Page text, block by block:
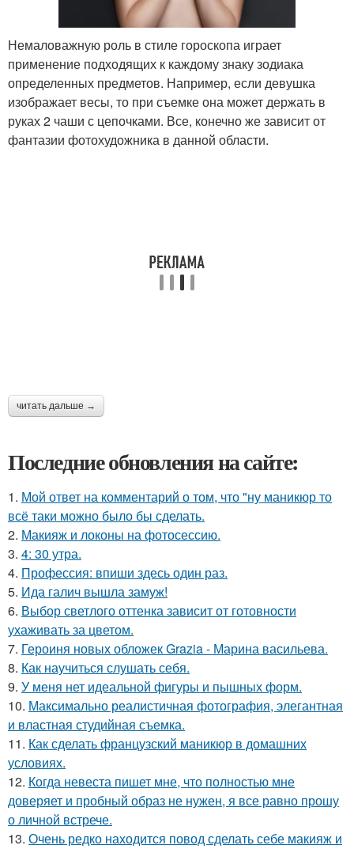
Немаловажную роль в стиле гороскопа играет
применение подходящих к каждому знаку зодиака
определенных предметов. Например, если девушка
изображает весы, то при съемке она может держать в
руках 2 чаши с цепочками. Все, конечно же зависит от
фантазии фотохудожника в данной области.
читать дальше →
Последние обновления на сайте:
1. Мой ответ на комментарий о том, что "ну маникюр то
всё таки можно было бы сделать.
2. Макияж и локоны на фотосессию.
3. 4: 30 утра.
4. Профессия: впиши здесь один раз.
5. Ида галич вышла замуж!
6. Выбор светлого оттенка зависит от готовности
ухаживать за цветом.
7. Героиня новых обложек Grazia - Марина васильева.
8. Как научиться слушать себя.
9. У меня нет идеальной фигуры и пышных форм.
10. Максимально реалистичная фотография, элегантная
и властная студийная съемка.
11. Как сделать французский маникюр в домашних
условиях.
12. Когда невеста пишет мне, что полностью мне
доверяет и пробный образ не нужен, я все равно прошу
о личной встрече.
13. Очень редко находится повод сделать себе макияж и